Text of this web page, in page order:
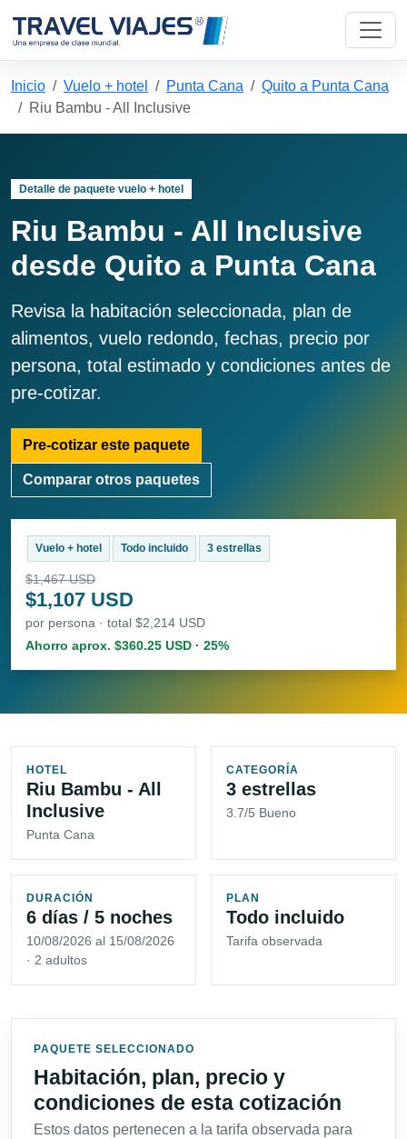
Inicio Vuelo + hotel Punta Cana
Quito a Punta Cana
Riu Bambu - All Inclusive
Detalle de paquete vuelo + hotel
Riu Bambu - All Inclusive
desde Quito a Punta Cana
Revisa la habitación seleccionada, plan de
alimentos, vuelo redondo, fechas, precio por
persona, total estimado y condiciones antes de
pre-cotizar.
Pre-cotizar este paquete
Comparar otros paquetes
Vuelo + hotel Todo incluido 3 estrellas
$1,467 USD
$1,107 USD
por persona · total $2,214 USD
Ahorro aprox. $360.25 USD · 25%
HOTEL
Riu Bambu - All
Inclusive
Punta Cana
CATEGORÍA
3 estrellas
3.7/5 Bueno
DURACIÓN
6 días / 5 noches
10/08/2026 al 15/08/2026
· 2 adultos
PLAN
Todo incluido
Tarifa observada
PAQUETE SELECCIONADO
Habitación, plan, precio y
condiciones de esta cotización
Estos datos pertenecen a la tarifa observada para